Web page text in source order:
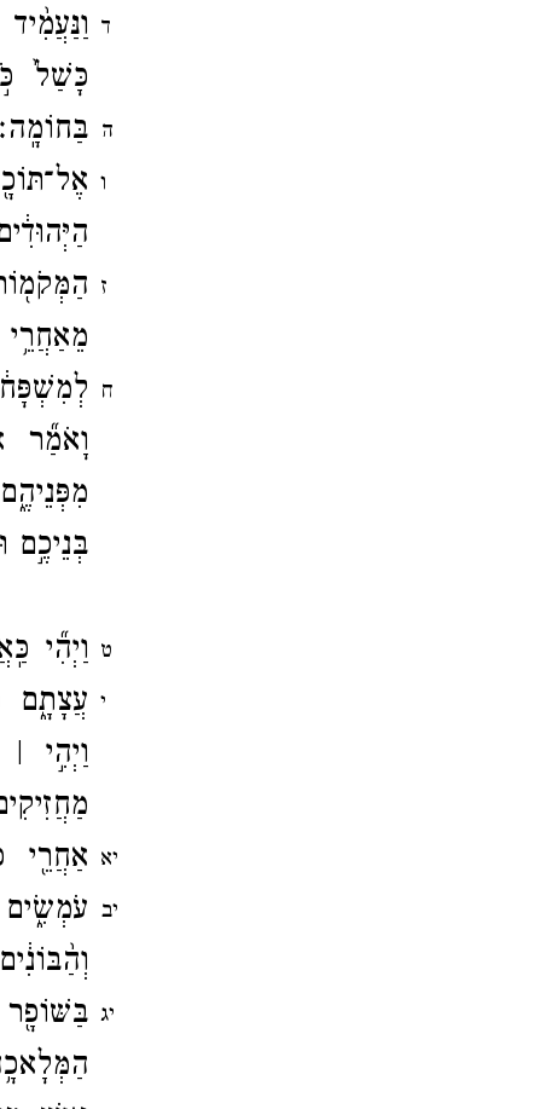
ד
כָּשַׁל֙
בַּחוֹמָֽה׃ ה
ו
ז
ח
וָאֹמַ֞ר
בְּנֵיכֶ֣ם
ט וַיְהִ֞י
עֲצָתָ֑ם י
וַיְהִ֣י
אַחֲרֵ֖י יא
יב
יג